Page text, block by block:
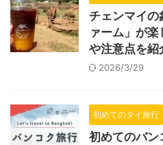
チェンマイの
ァーム」が
や注意点を紹
2026/3/29
初めてのタイ旅行
初めてのバン